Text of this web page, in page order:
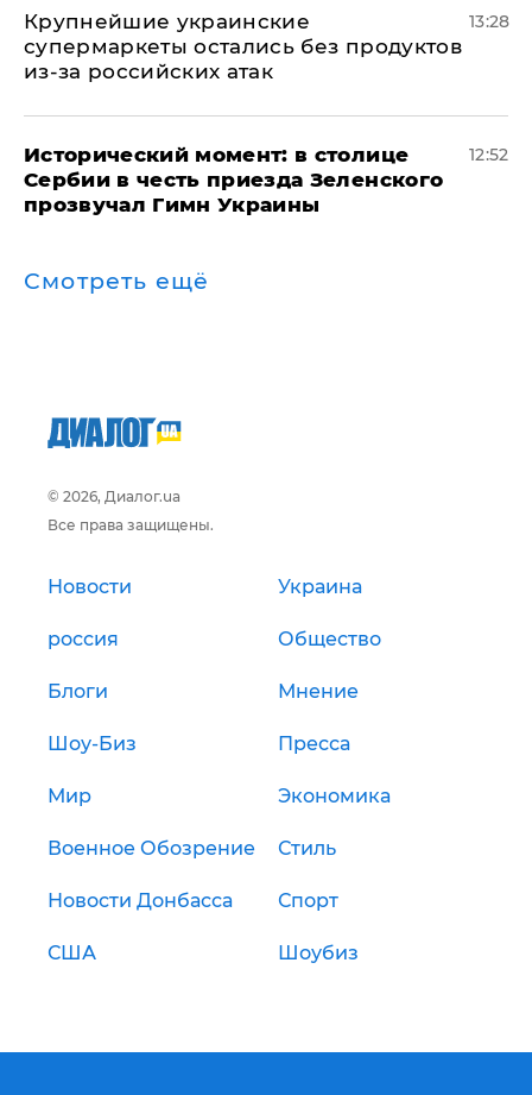
Крупнейшие украинские
супермаркеты остались без продуктов
из-за российских атак
13:28
Исторический момент: в столице
Сербии в честь приезда Зеленского
прозвучал Гимн Украины
12:52
Смотреть ещё
© 2026, Диалог.ua
Все права защищены.
Новости Украина
россия Общество
Блоги Мнение
Шоу-Биз Пресса
Мир Экономика
Военное Обозрение Стиль
Новости Донбасса Спорт
США Шоубиз